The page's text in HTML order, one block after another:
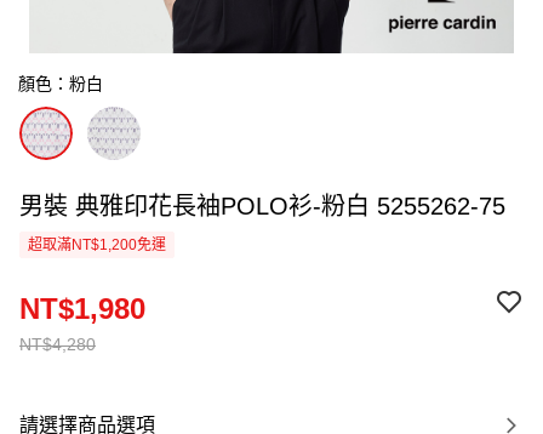
顏色：粉白
男裝 典雅印花長袖POLO衫-粉白 5255262-75
超取滿NT$1,200免運
NT$4,280
NT$1,980
請選擇商品選項